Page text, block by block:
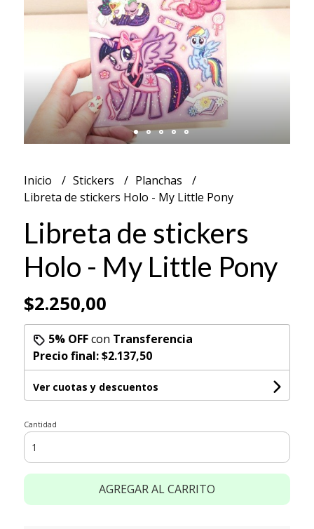
Inicio Stickers
Planchas
Libreta de stickers Holo - My Little Pony
Libreta de stickers
Holo - My Little Pony
$2.250,00
5% OFFcon Transferencia
Precio final:$2.137,50
Ver cuotas y descuentos
Cantidad
AGREGAR AL CARRITO